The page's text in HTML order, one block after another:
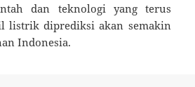
dan teknologi yang terus
listrik diprediksi akan semakin
Indonesia.